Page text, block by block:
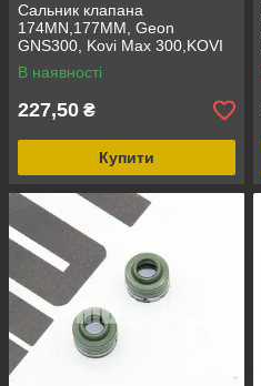
Сальник клапана
174MN,177MM, Geon
GNS300, Kovi Max 300,KOVI
300,Exdrive
CRF300,ProFactory 300,CBS
В наявності
227,50 ₴
Купити